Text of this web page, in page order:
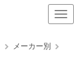
ナ
ビ
メーカー別